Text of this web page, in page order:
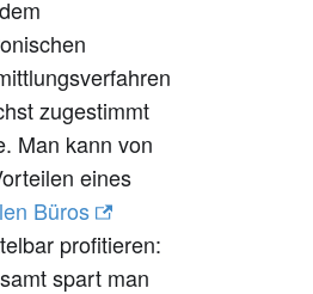
4
3
2
1
Termine
zugestimmt
Man kann von
eines
Büros
profitieren:
spart man